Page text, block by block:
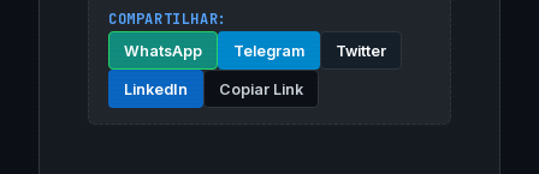
COMPARTILHAR:
WhatsApp Telegram Twitter
LinkedIn Copiar Link